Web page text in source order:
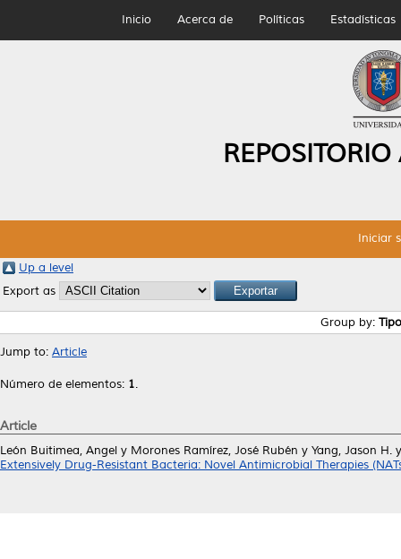
Inicio Acerca de Políticas Estadísticas
Iniciar
Up a level
Export as
Group by:
Jump to: Article
Número de elementos: 1.
Article
León Buitimea, Angel y Morones Ramírez, José Rubén y Yang, Jason H.
Extensively Drug-Resistant Bacteria: Novel Antimicrobial Therapies